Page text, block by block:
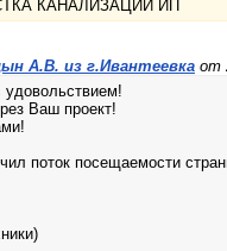
КАНАЛИЗАЦИИ ИП
А.В. из г.Ивантеевка от
удовольствием!
Ваш проект!
поток посещаемости